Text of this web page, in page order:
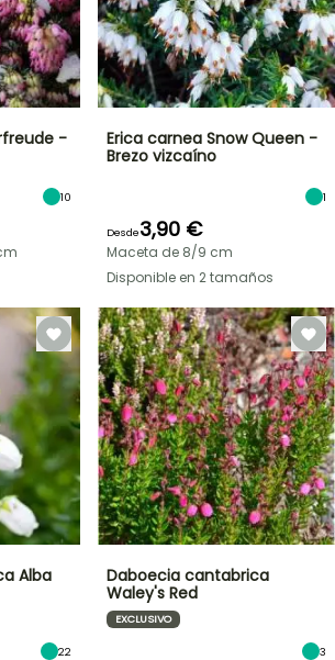
-
10
Erica carnea Snow Queen -
Brezo vizcaíno
1
Desde3,90 €
Maceta de 8/9 cm
Disponible en 2 tamaños
Alba
22
Daboecia cantabrica
Waley's Red
EXCLUSIVO
3